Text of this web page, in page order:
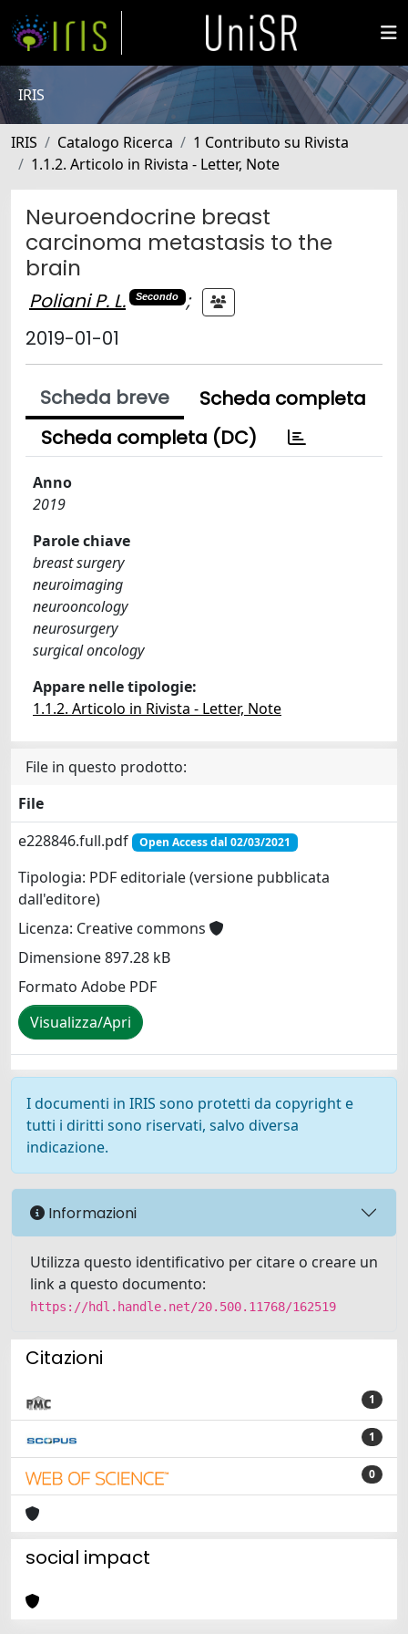
IRIS
IRIS Catalogo Ricerca
1 Contributo su Rivista
1.1.2. Articolo in Rivista - Letter, Note
Neuroendocrine breast
carcinoma metastasis to the
brain
Poliani P. L. Secondo
;
2019-01-01
Scheda breve
Scheda completa
Scheda completa (DC)
Anno
2019
Parole chiave
breast surgery
neuroimaging
neurooncology
neurosurgery
surgical oncology
Appare nelle tipologie:
1.1.2. Articolo in Rivista - Letter, Note
File in questo prodotto:
File
e228846.full.pdf
Open Access dal 02/03/2021
Tipologia: PDF editoriale (versione pubblicata
dall'editore)
Licenza: Creative commons
Dimensione 897.28 kB
Formato Adobe PDF
Visualizza/Apri
I documenti in IRIS sono protetti da copyright e
tutti i diritti sono riservati, salvo diversa
indicazione.
Informazioni
Utilizza questo identificativo per citare o creare un
link a questo documento:
https://hdl.handle.net/20.500.11768/162519
Citazioni
1
1
0
social impact